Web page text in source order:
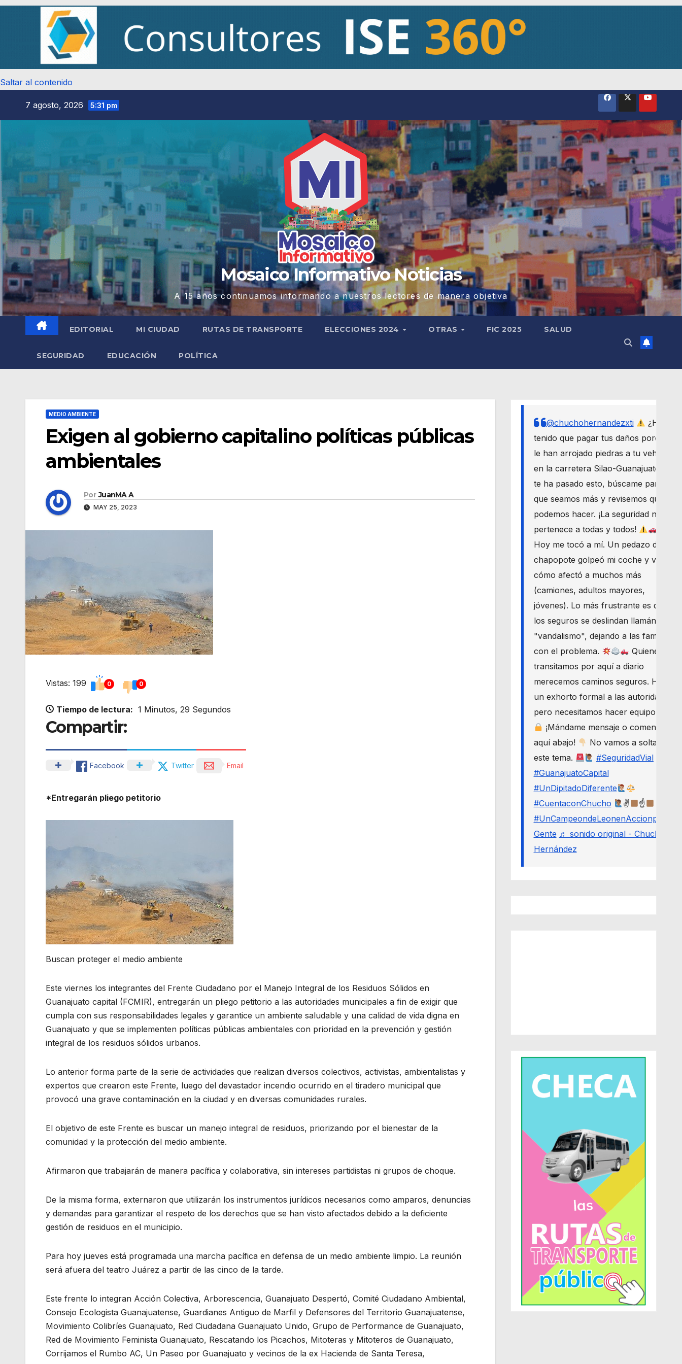
Saltar al contenido
7 agosto, 2026 5:31 pm
Mosaico Informativo Noticias
A 15 años continuamos informando a nuestros lectores de manera objetiva
EDITORIAL MI CIUDAD RUTAS DE TRANSPORTE ELECCIONES 2024 OTRAS FIC 2025 SALUD
SEGURIDAD EDUCACIÓN POLÍTICA
MEDIO AMBIENTE
Exigen al gobierno capitalino políticas públicas
ambientales
Por JuanMA A
MAY 25, 2023
Vistas: 199 0 0
Tiempo de lectura: 1 Minutos, 29 Segundos
Compartir:
Facebook Twitter Email
*Entregarán pliego petitorio
Buscan proteger el medio ambiente
Este viernes los integrantes del Frente Ciudadano por el Manejo Integral de los Residuos Sólidos en
Guanajuato capital (FCMIR), entregarán un pliego petitorio a las autoridades municipales a fin de exigir que
cumpla con sus responsabilidades legales y garantice un ambiente saludable y una calidad de vida digna en
Guanajuato y que se implementen políticas públicas ambientales con prioridad en la prevención y gestión
integral de los residuos sólidos urbanos.
Lo anterior forma parte de la serie de actividades que realizan diversos colectivos, activistas, ambientalistas y
expertos que crearon este Frente, luego del devastador incendio ocurrido en el tiradero municipal que
provocó una grave contaminación en la ciudad y en diversas comunidades rurales.
El objetivo de este Frente es buscar un manejo integral de residuos, priorizando por el bienestar de la
comunidad y la protección del medio ambiente.
Afirmaron que trabajarán de manera pacífica y colaborativa, sin intereses partidistas ni grupos de choque.
De la misma forma, externaron que utilizarán los instrumentos jurídicos necesarios como amparos, denuncias
y demandas para garantizar el respeto de los derechos que se han visto afectados debido a la deficiente
gestión de residuos en el municipio.
Para hoy jueves está programada una marcha pacífica en defensa de un medio ambiente limpio. La reunión
será afuera del teatro Juárez a partir de las cinco de la tarde.
Este frente lo integran Acción Colectiva, Arborescencia, Guanajuato Despertó, Comité Ciudadano Ambiental,
Consejo Ecologista Guanajuatense, Guardianes Antiguo de Marfil y Defensores del Territorio Guanajuatense,
Movimiento Colibríes Guanajuato, Red Ciudadana Guanajuato Unido, Grupo de Performance de Guanajuato,
Red de Movimiento Feminista Guanajuato, Rescatando los Picachos, Mitoteras y Mitoteros de Guanajuato,
Corrijamos el Rumbo AC, Un Paseo por Guanajuato y vecinos de la ex Hacienda de Santa Teresa,
@chuchohernandezxti
¿Has
tenido que pagar tus daños porque
le han arrojado piedras a tu vehículo
en la carretera Silao-Guanajuato? Si
te ha pasado esto, búscame para
que seamos más y revisemos qué
podemos hacer. ¡La seguridad nos
pertenece a todas y todos!
Hoy me tocó a mí. Un pedazo de
chapopote golpeó mi coche y vi
cómo afectó a muchos más
(camiones, adultos mayores,
jóvenes). Lo más frustrante es que
los seguros se deslindan llamándolo
"vandalismo", dejando a las familias
con el problema.
Quienes
transitamos por aquí a diario
merecemos caminos seguros. Haré
un exhorto formal a las autoridades,
pero necesitamos hacer equipo.
¡Mándame mensaje o comenta
aquí abajo!
No vamos a soltar
este tema.
#SeguridadVial
#GuanajuatoCapital
#UnDipitadoDiferente
#CuentaconChucho
✌
☝
#UnCampeondeLeonenAccionporLa
Gente ♬ sonido original - Chucho
Hernández